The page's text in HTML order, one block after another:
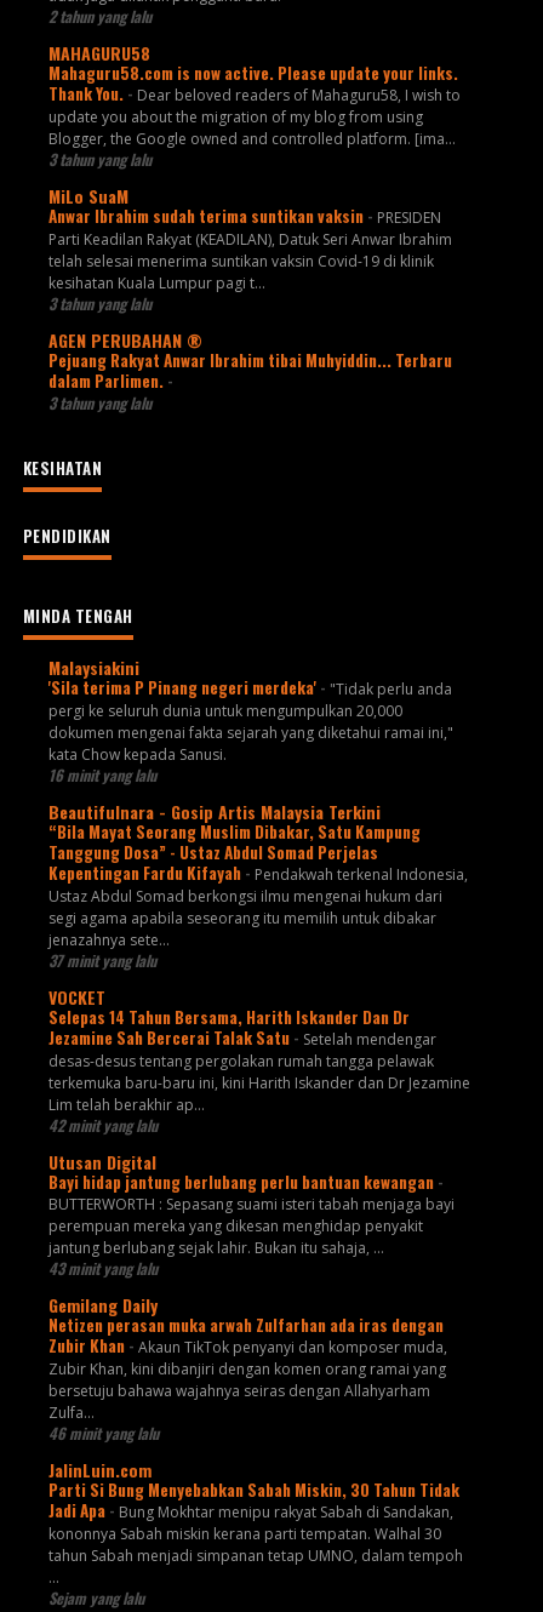
2 tahun yang lalu
MAHAGURU58
Mahaguru58.com is now active. Please update your links.
Thank You. - Dear beloved readers of Mahaguru58, I wish to
update you about the migration of my blog from using
Blogger, the Google owned and controlled platform. [ima...
3 tahun yang lalu
MiLo SuaM
Anwar Ibrahim sudah terima suntikan vaksin - PRESIDEN
Parti Keadilan Rakyat (KEADILAN), Datuk Seri Anwar Ibrahim
telah selesai menerima suntikan vaksin Covid-19 di klinik
kesihatan Kuala Lumpur pagi t...
3 tahun yang lalu
AGEN PERUBAHAN ®
Pejuang Rakyat Anwar Ibrahim tibai Muhyiddin... Terbaru
dalam Parlimen. -
3 tahun yang lalu
KESIHATAN
PENDIDIKAN
MINDA TENGAH
Malaysiakini
'Sila terima P Pinang negeri merdeka' - "Tidak perlu anda
pergi ke seluruh dunia untuk mengumpulkan 20,000
dokumen mengenai fakta sejarah yang diketahui ramai ini,"
kata Chow kepada Sanusi.
16 minit yang lalu
Beautifulnara - Gosip Artis Malaysia Terkini
“Bila Mayat Seorang Muslim Dibakar, Satu Kampung
Tanggung Dosa” - Ustaz Abdul Somad Perjelas
Kepentingan Fardu Kifayah - Pendakwah terkenal Indonesia,
Ustaz Abdul Somad berkongsi ilmu mengenai hukum dari
segi agama apabila seseorang itu memilih untuk dibakar
jenazahnya sete...
37 minit yang lalu
VOCKET
Selepas 14 Tahun Bersama, Harith Iskander Dan Dr
Jezamine Sah Bercerai Talak Satu - Setelah mendengar
desas-desus tentang pergolakan rumah tangga pelawak
terkemuka baru-baru ini, kini Harith Iskander dan Dr Jezamine
Lim telah berakhir ap...
42 minit yang lalu
Utusan Digital
Bayi hidap jantung berlubang perlu bantuan kewangan -
BUTTERWORTH : Sepasang suami isteri tabah menjaga bayi
perempuan mereka yang dikesan menghidap penyakit
jantung berlubang sejak lahir. Bukan itu sahaja, ...
43 minit yang lalu
Gemilang Daily
Netizen perasan muka arwah Zulfarhan ada iras dengan
Zubir Khan - Akaun TikTok penyanyi dan komposer muda,
Zubir Khan, kini dibanjiri dengan komen orang ramai yang
bersetuju bahawa wajahnya seiras dengan Allahyarham
Zulfa...
46 minit yang lalu
JalinLuin.com
Parti Si Bung Menyebabkan Sabah Miskin, 30 Tahun Tidak
Jadi Apa - Bung Mokhtar menipu rakyat Sabah di Sandakan,
kononnya Sabah miskin kerana parti tempatan. Walhal 30
tahun Sabah menjadi simpanan tetap UMNO, dalam tempoh
...
Sejam yang lalu